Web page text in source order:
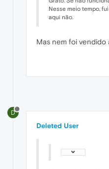
Nesse meio tempo,
aqui não.
Mas nem foi vendido
D
Deleted User